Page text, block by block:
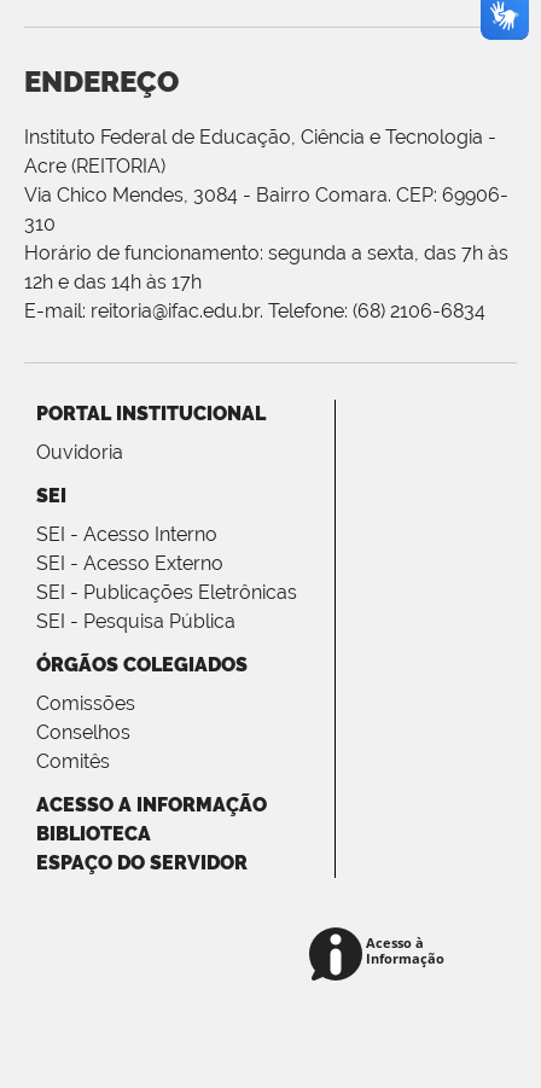
ENDEREÇO
Instituto Federal de Educação, Ciência e Tecnologia -
Acre (REITORIA)
Via Chico Mendes, 3084 - Bairro Comara. CEP: 69906-
310
Horário de funcionamento: segunda a sexta, das 7h às
12h e das 14h às 17h
E-mail: reitoria@ifac.edu.br. Telefone: (68) 2106-6834
PORTAL INSTITUCIONAL
Ouvidoria
SEI
SEI - Acesso Interno
SEI - Acesso Externo
SEI - Publicações Eletrônicas
SEI - Pesquisa Pública
ÓRGÃOS COLEGIADOS
Comissões
Conselhos
Comitês
ACESSO A INFORMAÇÃO
BIBLIOTECA
ESPAÇO DO SERVIDOR